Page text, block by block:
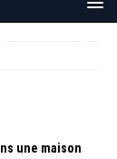
une maison